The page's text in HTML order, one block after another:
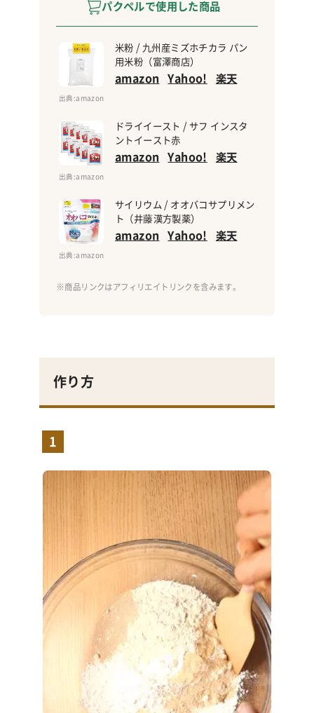
パクペルで使用した商品
米粉 / 九州産ミズホチカラ パン
用米粉（富澤商店）
amazon Yahoo! 楽天
出典 :amazon
ドライイースト / サフ インスタ
ントイースト赤
amazon Yahoo! 楽天
出典 :amazon
サイリウム / オオバコサプリメン
ト（井藤漢方製薬）
amazon Yahoo! 楽天
出典 :amazon
作り方
1